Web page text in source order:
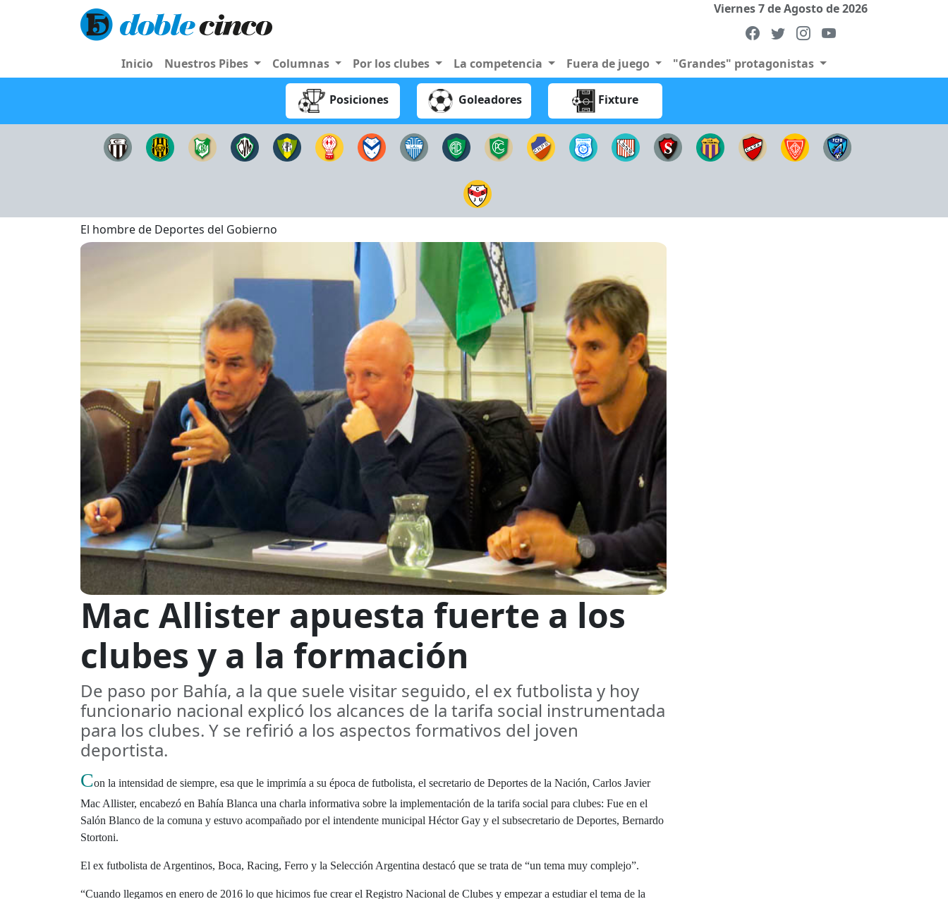
Viernes 7 de Agosto de 2026
Inicio Nuestros Pibes Columnas Por los clubes La competencia Fuera de juego "Grandes" protagonistas
Posiciones Goleadores Fixture
El hombre de Deportes del Gobierno
Mac Allister apuesta fuerte a los
clubes y a la formación
De paso por Bahí­a, a la que suele visitar seguido, el ex futbolista y hoy
funcionario nacional explicó los alcances de la tarifa social instrumentada
para los clubes. Y se refirió a los aspectos formativos del joven
deportista.
Con la intensidad de siempre, esa que le imprimía a su época de futbolista, el secretario de Deportes de la Nación, Carlos Javier
Mac Allister, encabezó en Bahía Blanca una charla informativa sobre la implementación de la tarifa social para clubes: Fue en el
Salón Blanco de la comuna y estuvo acompañado por el intendente municipal Héctor Gay y el subsecretario de Deportes, Bernardo
Stortoni.
El ex futbolista de Argentinos, Boca, Racing, Ferro y la Selección Argentina destacó que se trata de “un tema muy complejo”.
“Cuando llegamos en enero de 2016 lo que hicimos fue crear el Registro Nacional de Clubes y empezar a estudiar el tema de la